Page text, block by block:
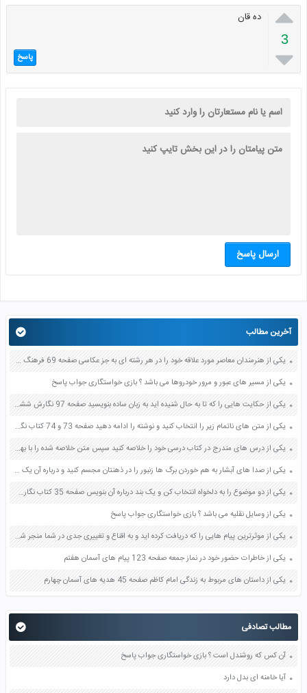

3

ده قان
پاسخ
ارسال پاسخ
آخرین مطالب
یکی از هنرمندان معاصر مورد علاقه خود را در هر رشته ای به جز عکاسی صفحه 69 فرهنگ و هنر نهم
یکی از مسیر های عبور و مرور خودروها می باشد ؟ بازی خواستگاری جواب پاسخ
یکی از حکایت هایی را که تا به حال شنیده اید به زبان ساده بنویسید صفحه 97 نگارش ششم دبستان
یکی از متن های ناتمام زیر را انتخاب کنید و نوشته را ادامه دهید صفحه 73 و 74 کتاب نگارش فارسی پنجم دبستان
یکی از درس های مندرج در کتاب درسی خود را خلاصه کنید سپس متن خلاصه شده را با بهره گیری از روش های دسته بندی نمودار جدول نقشه مفهومی نشان دهید صفحه 118 نگارش یازدهم
یکی از صدا های آبشار به هم خوردن برگ ها زنبور را در ذهنتان مجسم کنید و درباره آن یک بند بنویسید صفحه 11 نگارش پنجم
یکی از دو موضوع را به دلخواه انتخاب کن و یک بند درباره آن بنویس صفحه 35 کتاب نگارش فارسی سوم
یکی از وسایل نقلیه می باشد ؟ بازی خواستگاری جواب پاسخ
یکی از موثرترین پیام هایی را که دریافت کرده اید و به اقناع و تغییری جدی در شما منجر شده است برسی کنید و علت این تاثیر گذاری قابل توجه را بنویسید صفحه 52 تفکر و سواد رسانه ای دهم
یکی از خاطرات حضور خود در نماز جمعه صفحه 123 پیام های آسمان هفتم
یکی از داستان های مربوط به زندگی امام کاظم صفحه 45 هدیه های آسمان چهارم
مطالب تصادفی
آن کس که روشندل است ؟ بازی خواستگاری جواب پاسخ
آیا خامنه ای بدل دارد